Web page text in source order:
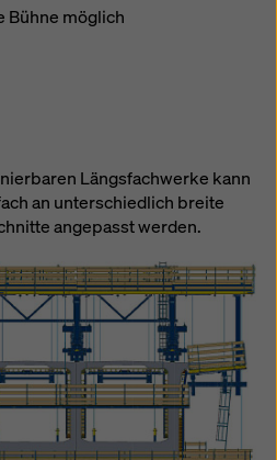
Bühne möglich
Längsfachwerke kann
an unterschiedlich breite
angepasst werden.